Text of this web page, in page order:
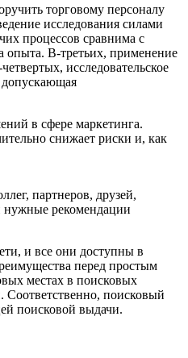
торговому персоналу
исследования силами
процессов сравнима с
опыта. В-третьих, применение
исследовательское
допускающая
в сфере маркетинга.
снижает риски и, как
партнеров, друзей,
нужные рекомендации
и все они доступны в
перед простым
местах в поисковых
Соответственно, поисковый
поисковой выдачи.